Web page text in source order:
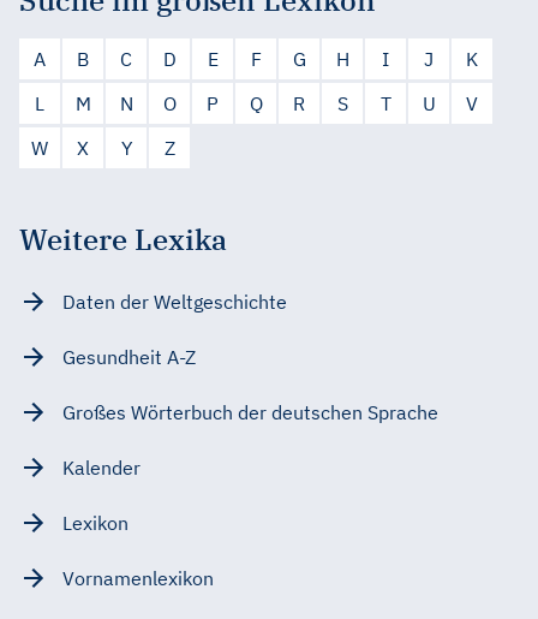
A B C D E F G H I J
K
L
M N O P Q R S T U
V
W
X Y Z
Weitere Lexika
Daten der Weltgeschichte
Gesundheit A-Z
Großes Wörterbuch der deutschen Sprache
Kalender
Lexikon
Vornamenlexikon